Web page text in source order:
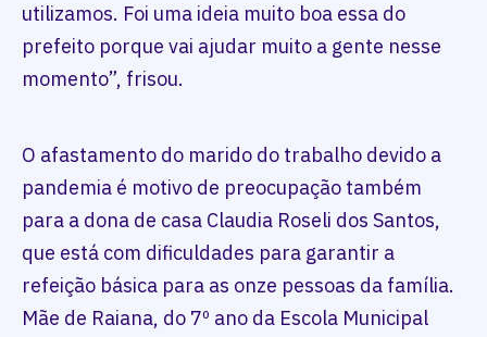
utilizamos. Foi uma ideia muito boa essa do
prefeito porque vai ajudar muito a gente nesse
momento”, frisou.
O afastamento do marido do trabalho devido a
pandemia é motivo de preocupação também
para a dona de casa Claudia Roseli dos Santos,
que está com dificuldades para garantir a
refeição básica para as onze pessoas da família.
Mãe de Raiana, do 7º ano da Escola Municipal